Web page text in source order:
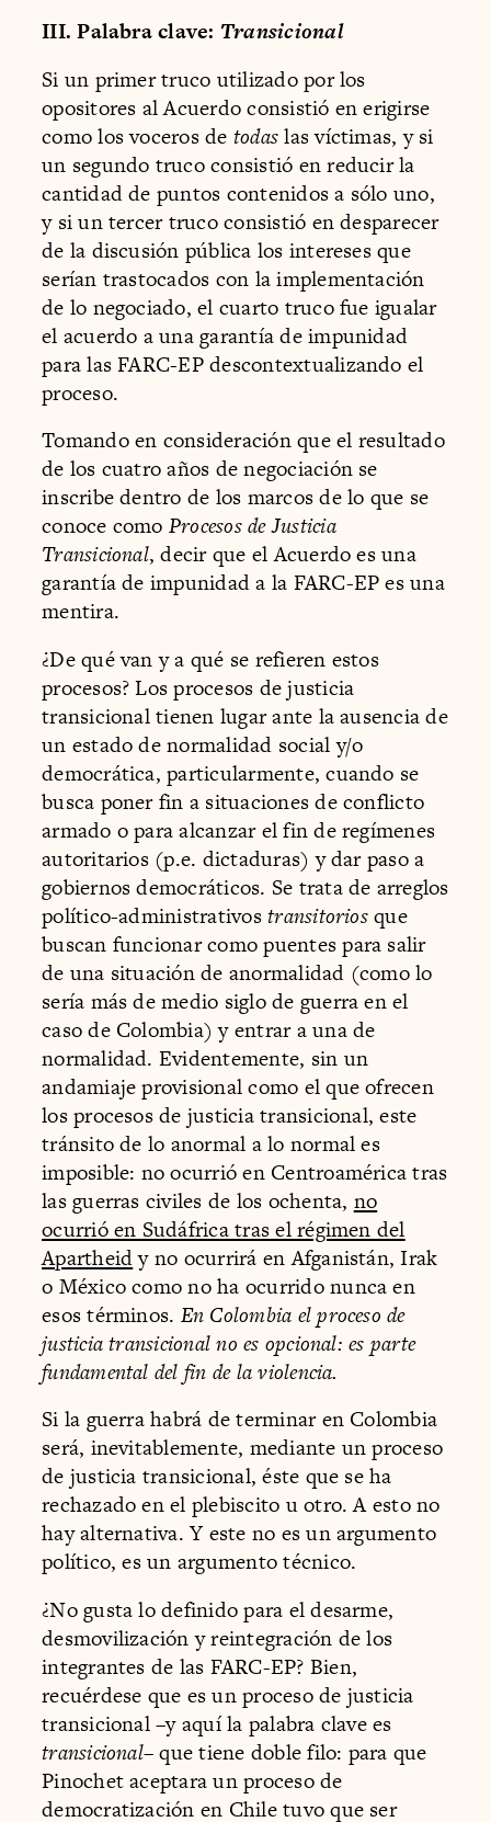
III. Palabra clave: Transicional
Si un primer truco utilizado por los
opositores al Acuerdo consistió en erigirse
como los voceros de todaslas víctimas, y si
un segundo truco consistió en reducir la
cantidad de puntos contenidos a sólo uno,
y si un tercer truco consistió en desparecer
de la discusión pública los intereses que
serían trastocados con la implementación
de lo negociado, el cuarto truco fue igualar
el acuerdo a una garantía de impunidad
para las FARC-EP descontextualizando el
proceso.
Tomando en consideración que el resultado
de los cuatro años de negociación se
inscribe dentro de los marcos de lo que se
conoce como Procesos de Justicia
Transicional, decir que el Acuerdo es una
garantía de impunidad a la FARC-EP es una
mentira.
¿De qué van y a qué se refieren estos
procesos? Los procesos de justicia
transicional tienen lugar ante la ausencia de
un estado de normalidad social y/o
democrática, particularmente, cuando se
busca poner fin a situaciones de conflicto
armado o para alcanzar el fin de regímenes
autoritarios (p.e. dictaduras) y dar paso a
gobiernos democráticos. Se trata de arreglos
político-administrativostransitoriosque
buscan funcionar como puentes para salir
de una situación de anormalidad (como lo
sería más de medio siglo de guerra en el
caso de Colombia) y entrar a una de
normalidad. Evidentemente, sin un
andamiaje provisional como el que ofrecen
los procesos de justicia transicional, este
tránsito de lo anormal a lo normal es
imposible: no ocurrió en Centroamérica tras
las guerras civiles de los ochenta, no
ocurrió en Sudáfrica tras el régimen del
Apartheidy no ocurrirá en Afganistán, Irak
o México como no ha ocurrido nunca en
esos términos. En Colombia el proceso de
justicia transicional no es opcional: es parte
fundamental del fin de la violencia.
Si la guerra habrá de terminar en Colombia
será, inevitablemente, mediante un proceso
de justicia transicional, éste que se ha
rechazado en el plebiscito u otro. A esto no
hay alternativa. Y este no es un argumento
político, es un argumento técnico.
¿No gusta lo definido para el desarme,
desmovilización y reintegración de los
integrantes de las FARC-EP? Bien,
recuérdese que es un proceso de justicia
transicional –y aquí la palabra clave es
transicional– que tiene doble filo: para que
Pinochet aceptara un proceso de
democratización en Chile tuvo que ser